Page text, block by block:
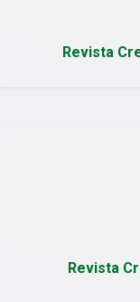
Revista
Revista